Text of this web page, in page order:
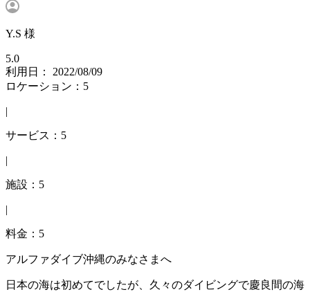
Y.S 様
5.0
利用日： 2022/08/09
ロケーション：5
|
サービス：5
|
施設：5
|
料金：5
アルファダイブ沖縄のみなさまへ
日本の海は初めてでしたが、久々のダイビングで慶良間の海